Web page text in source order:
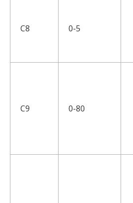
С8 0-5
С9 0-80